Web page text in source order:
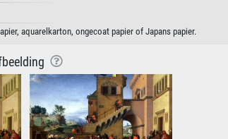
aquarelkarton, ongecoat papier of Japans papier.